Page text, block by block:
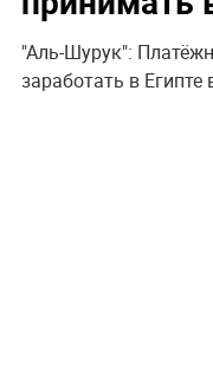
"Аль-Шурук":
заработать в